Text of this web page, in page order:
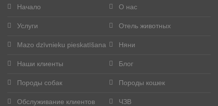
Породы собак
Породы кошек
Pегистрация
Начало О нас
Услуги Отель животных
Mazo dzīvnieku pieskatīšana Няни
Наши клиенты Блог
Породы собак Породы кошек
Обслуживание клиентов ЧЗВ